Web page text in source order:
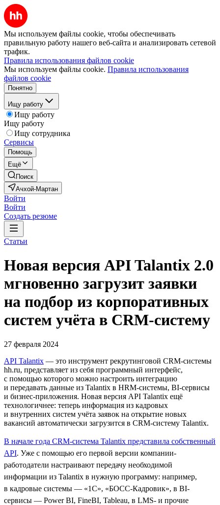
Мы используем файлы cookie, чтобы обеспечивать
правильную работу нашего веб-сайта и анализировать сетевой
трафик.
Правила использования файлов cookie
Мы используем файлы cookie. Правила использования
файлов cookie
Понятно
Ищу работу
Ищу работу
Ищу работу
Ищу сотрудника
Сервисы
Помощь
Ещё
Поиск
Ачхой-Мартан
Войти
Войти
Создать резюме
Статьи
Новая версия API Talantix 2.0
мгновенно загрузит заявки
на подбор из корпоративных
систем учёта в CRM-систему
27 февраля 2024
API Talantix — это инструмент рекрутинговой СRM-системы
hh.ru, представляет из себя программный интерфейс,
с помощью которого можно настроить интеграцию
и передавать данные из Talantix в HRM-системы, BI-сервисы
и бизнес-приложения. Новая версия API Talantix ещё
технологичнее: теперь информация из кадровых
и внутренних систем учёта заявок на открытие новых
вакансий автоматически загрузится в CRM-систему Talantix.
В начале года CRM-система Talantix представила собственный
API. Уже с помощью его первой версии компании-
работодатели настраивают передачу необходимой
информации из Talantix в нужную программу: например,
в кадровые системы — «1С», «БОСС-Кадровик», в BI-
сервисы — Power BI, FineBI, Tableau, в LMS- и прочие